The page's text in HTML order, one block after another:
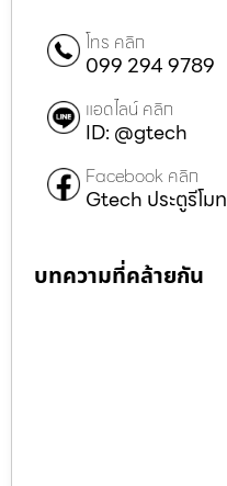
โทร คลิก
099 294 9789
แอดไลน์ คลิก
ID: @gtech
Facebook คลิก
Gtech ประตูรีโมท
บทความที่คล้ายกัน